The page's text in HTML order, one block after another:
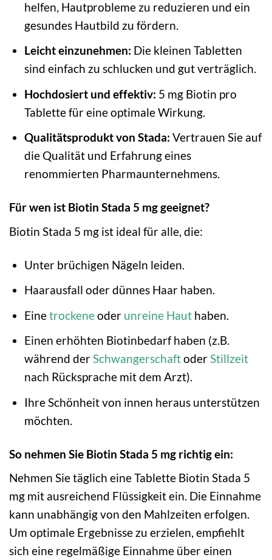
helfen, Hautprobleme zu reduzieren und ein
gesundes Hautbild zu fördern.
Leicht einzunehmen: Die kleinen Tabletten
sind einfach zu schlucken und gut verträglich.
Hochdosiert und effektiv: 5 mg Biotin pro
Tablette für eine optimale Wirkung.
Qualitätsprodukt von Stada: Vertrauen Sie auf
die Qualität und Erfahrung eines
renommierten Pharmaunternehmens.
Für wen ist Biotin Stada 5 mg geeignet?
Biotin Stada 5 mg ist ideal für alle, die:
Unter brüchigen Nägeln leiden.
Haarausfall oder dünnes Haar haben.
Einetrockeneoder unreine Hauthaben.
Einen erhöhten Biotinbedarf haben (z.B.
während derSchwangerschaftoderStillzeit
nach Rücksprache mit dem Arzt).
Ihre Schönheit von innen heraus unterstützen
möchten.
So nehmen Sie Biotin Stada 5 mg richtig ein:
Nehmen Sie täglich eine Tablette Biotin Stada 5
mg mit ausreichend Flüssigkeit ein. Die Einnahme
kann unabhängig von den Mahlzeiten erfolgen.
Um optimale Ergebnisse zu erzielen, empfiehlt
sich eine regelmäßige Einnahme über einen